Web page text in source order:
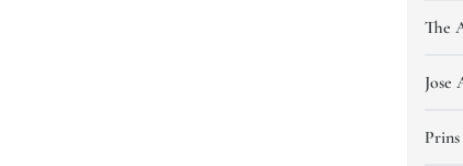
The
Jose